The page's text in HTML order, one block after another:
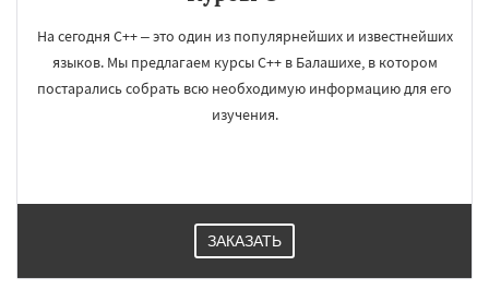
На сегодня С++ – это один из популярнейших и известнейших
языков. Мы предлагаем курсы C++ в Балашихе, в котором
постарались собрать всю необходимую информацию для его
изучения.
ЗАКАЗАТЬ